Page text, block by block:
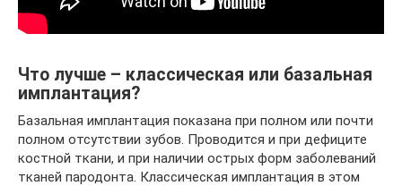
Что лучше – классическая или базальная
имплантация?
Базальная имплантация показана при полном или почти
полном отсутствии зубов. Проводится и при дефиците
костной ткани, и при наличии острых форм заболеваний
тканей пародонта. Классическая имплантация в этом